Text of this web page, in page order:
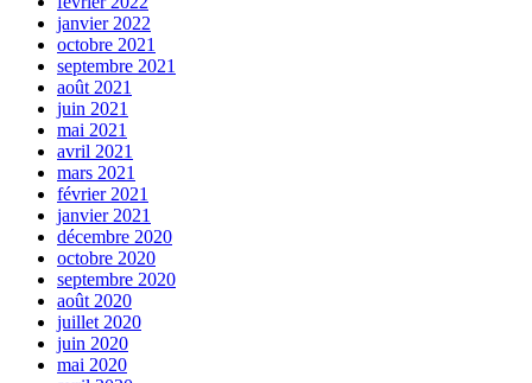
janvier 2022
octobre 2021
septembre 2021
août 2021
juin 2021
mai 2021
avril 2021
mars 2021
février 2021
janvier 2021
décembre 2020
octobre 2020
septembre 2020
août 2020
juillet 2020
juin 2020
mai 2020